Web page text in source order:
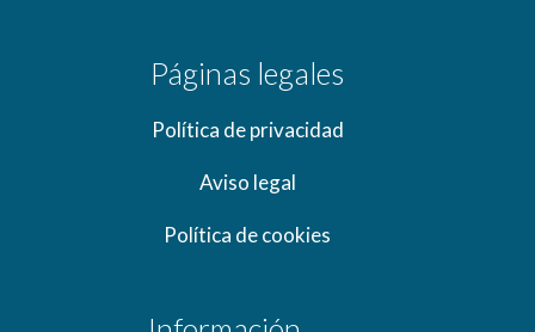
Páginas legales
Política de privacidad
Aviso legal
Política de cookies